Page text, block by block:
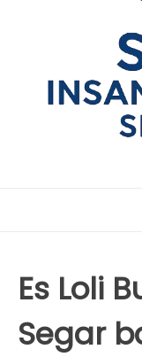
Es Loli
Segar